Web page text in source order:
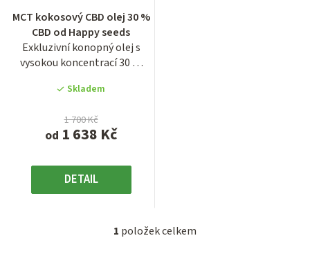
d
MCT kokosový CBD olej 30 %
CBD od Happy seeds
Exkluzivní konopný olej s
vysokou koncentrací 30 %
Skladem
od 1 638 Kč
1 700 Kč
DETAIL
produktu
je
4,2
z
hvězdiček.
O
1 položek celkem